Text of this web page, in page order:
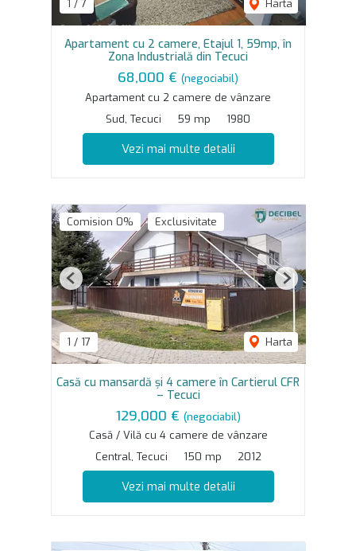
1 / 7 Harta
Apartament cu 2 camere, Etajul 1, 59mp, în
Zona Industrială din Tecuci
68,000 € (negociabil)
Apartament cu 2 camere de vânzare
Sud, Tecuci
59 mp 1980
Vezi mai multe detalii
Comision 0% Exclusivitate
1 / 17 Harta
Previous Next
Casă cu mansardă și 4 camere în Cartierul CFR
– Tecuci
129,000 € (negociabil)
Casă / Vilă cu 4 camere de vânzare
Central, Tecuci
150 mp 2012
Vezi mai multe detalii